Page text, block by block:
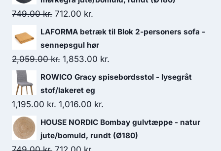
749.00kr. 712.00 kr.
LAFORMA betræk til Blok 2-personers sofa -
sennepsgul hør
2,059.00kr. 1,853.00 kr.
ROWICO Gracy spisebordsstol - lysegråt
stof/lakeret eg
1,195.00kr. 1,016.00 kr.
HOUSE NORDIC Bombay gulvtæppe - natur
jute/bomuld, rundt (Ø180)